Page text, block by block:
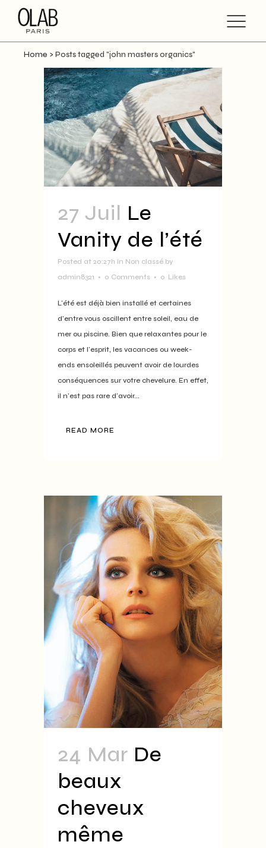
Home > Posts tagged "john masters organics"
27 Juil Le
Vanity de l’été
Posted at 20:27h in Non classé by
admin8321
0 Comments 0 Likes
L'été est déjà bien installé et certaines
d'entre vous oscillent entre soleil, eau de
mer ou piscine. Bien que relaxantes pour le
corps et l'esprit, les vacances ou week-
ends ensoleillés peuvent avoir de lourdes
conséquences sur votre chevelure. En effet,
il n'est pas rare d'avoir...
READ MORE
24 Mar De
beaux
cheveux
même